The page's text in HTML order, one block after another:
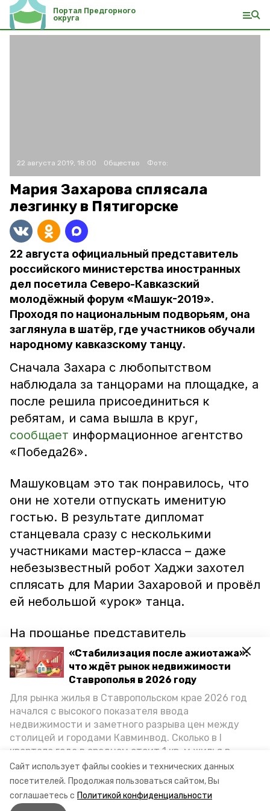
Сайт использует файлы cookies и технических данных
посетителей. Продолжая пользоваться сайтом, Вы
соглашаетесь с Политикой конфиденциальности
«Стабилизация после ажиотажа»:
что ждёт рынок недвижимости
Ставрополья в 2026 году
Для рынка жилья в Ставропольском крае 2026 год
начался с высокого показателя ввода
недвижимости и заметного разрыва цен между
столицей и городами Кавминвод. Сколько в I
квартале года в среднем стоит 1 кв. м жилья в
городах и округах региона, как изменился спрос на
первичку и вторичку, какова себестоимость
стройки собственного жилья в этом году и какие
прогнозы о стоимости квадратных метров дают
Портал Предгорного
округа
22 августа 2019, 18:00 Общество Фото:
Мария Захарова сплясала
лезгинку в Пятигорске
22 августа официальный представитель
российского министерства иностранных
дел посетила Северо-Кавказский
молодёжный форум «Машук-2019».
Проходя по национальным подворьям, она
заглянула в шатёр, где участников обучали
народному кавказскому танцу.
Сначала Захара с любопытством
наблюдала за танцорами на площадке, а
после решила присоединиться к
ребятам, и сама вышла в круг,
сообщает информационное агентство
«Победа26».
Машуковцам это так понравилось, что
они не хотели отпускать именитую
гостью. В результате дипломат
станцевала сразу с несколькими
участниками мастер-класса – даже
небезызвестный робот Хаджи захотел
сплясать для Марии Захаровой и провёл
ей небольшой «урок» танца.
На прощанье представитель
российского МИДа пообещала
обязательно снова приехать на
молодёжный форум в Пятигорск и к
тому времени научиться танцевать ещё
лучше.
Фото: Родион Колчанов/Победа26
Видео: Евгений Кайбе/Победа26